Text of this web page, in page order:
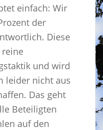
einfach: Wir
der
Diese
und wird
leider nicht aus
Das geht
Beteiligten
auf den